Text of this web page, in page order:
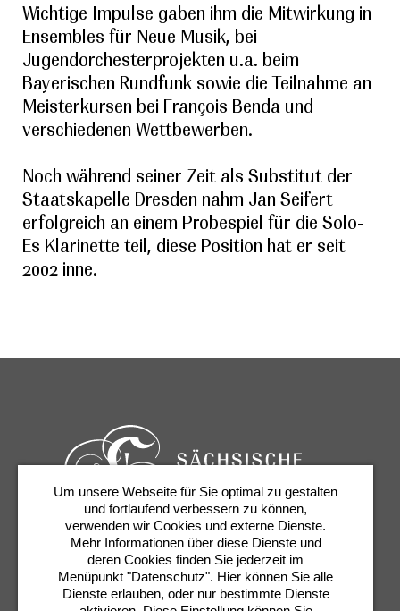
Wichtige Impulse gaben ihm die Mitwirkung in
Ensembles für Neue Musik, bei
Jugendorchesterprojekten u.a. beim
Bayerischen Rundfunk sowie die Teilnahme an
Meisterkursen bei François Benda und
verschiedenen Wettbewerben.
Noch während seiner Zeit als Substitut der
Staatskapelle Dresden nahm Jan Seifert
erfolgreich an einem Probespiel für die Solo-
Es Klarinette teil, diese Position hat er seit
2002 inne.
Karten & Services Newsletter
Kontakt
Presse
Shop Semperoper
Um unsere Webseite für Sie optimal zu gestalten
und fortlaufend verbessern zu können,
verwenden wir Cookies und externe Dienste.
Mehr Informationen über diese Dienste und
deren Cookies finden Sie jederzeit im
Menüpunkt "Datenschutz". Hier können Sie alle
Dienste erlauben, oder nur bestimmte Dienste